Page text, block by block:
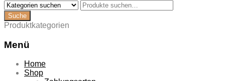
Produktkategorien
Menü
Zum
Inhalt
Home
Shop